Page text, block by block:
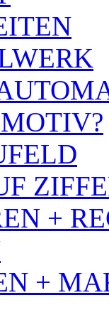
+
+